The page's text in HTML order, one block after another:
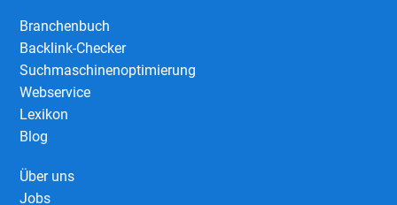
Branchenbuch
Backlink-Checker
Suchmaschinenoptimierung
Webservice
Lexikon
Blog
Über uns
Jobs